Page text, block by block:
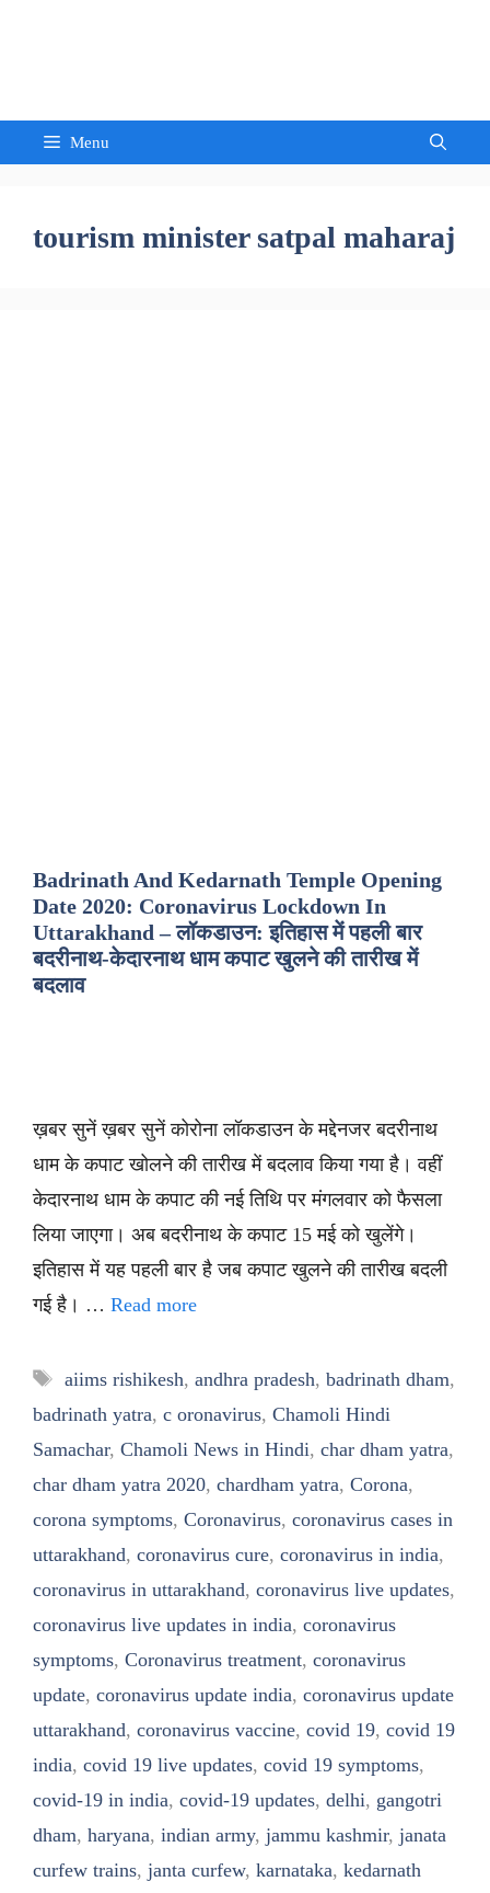
Menu
tourism minister satpal maharaj
Badrinath And Kedarnath Temple Opening
Date 2020: Coronavirus Lockdown In
Uttarakhand – लॉकडाउन: इतिहास में पहली बार
बदरीनाथ-केदारनाथ धाम कपाट खुलने की तारीख में
बदलाव
ख़बर सुनें ख़बर सुनें कोरोना लॉकडाउन के मद्देनजर बदरीनाथ
धाम के कपाट खोलने की तारीख में बदलाव किया गया है। वहीं
केदारनाथ धाम के कपाट की नई तिथि पर मंगलवार को फैसला
लिया जाएगा। अब बदरीनाथ के कपाट 15 मई को खुलेंगे।
इतिहास में यह पहली बार है जब कपाट खुलने की तारीख बदली
गई है। … Read more
Tags
aiims rishikesh, andhra pradesh, badrinath dham,
badrinath yatra, c oronavirus, Chamoli Hindi
Samachar, Chamoli News in Hindi, char dham yatra,
char dham yatra 2020, chardham yatra, Corona,
corona symptoms, Coronavirus, coronavirus cases in
uttarakhand, coronavirus cure, coronavirus in india,
coronavirus in uttarakhand, coronavirus live updates,
coronavirus live updates in india, coronavirus
symptoms, Coronavirus treatment, coronavirus
update, coronavirus update india, coronavirus update
uttarakhand, coronavirus vaccine, covid 19, covid 19
india, covid 19 live updates, covid 19 symptoms,
covid-19 in india, covid-19 updates, delhi, gangotri
dham, haryana, indian army, jammu kashmir, janata
curfew trains, janta curfew, karnataka, kedarnath